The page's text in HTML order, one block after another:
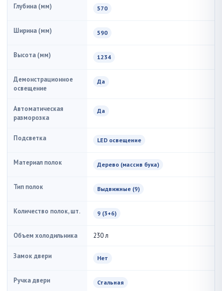
Глубина (мм) 570
Ширина (мм) 590
Высота (мм) 1234
Демонстрационное
освещение
Да
Автоматическая
разморозка
Да
Подсветка LED освещение
Материал полок Дерево (массив бука)
Тип полок Выдвижные (9)
Количество полок, шт. 9 (3+6)
Объем холодильника 230 л
Замок двери Нет
Ручка двери Стальная